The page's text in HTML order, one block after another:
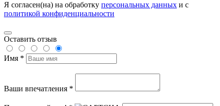
Я согласен(на) на обработку персональных данных и с
политикой конфиденциальности
Оставить отзыв
Имя *
Ваши впечатления *